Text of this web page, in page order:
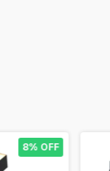
8% OFF